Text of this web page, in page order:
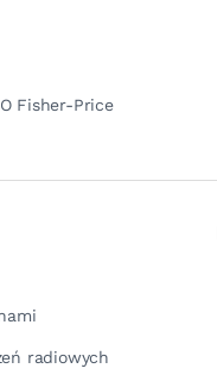
O Fisher-Price
radiowych